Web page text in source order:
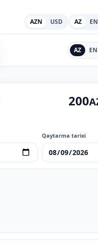
AZN USD AZ EN
AZ EN
200
Qaytarma tarixi